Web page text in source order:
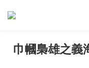
巾幗梟雄之義